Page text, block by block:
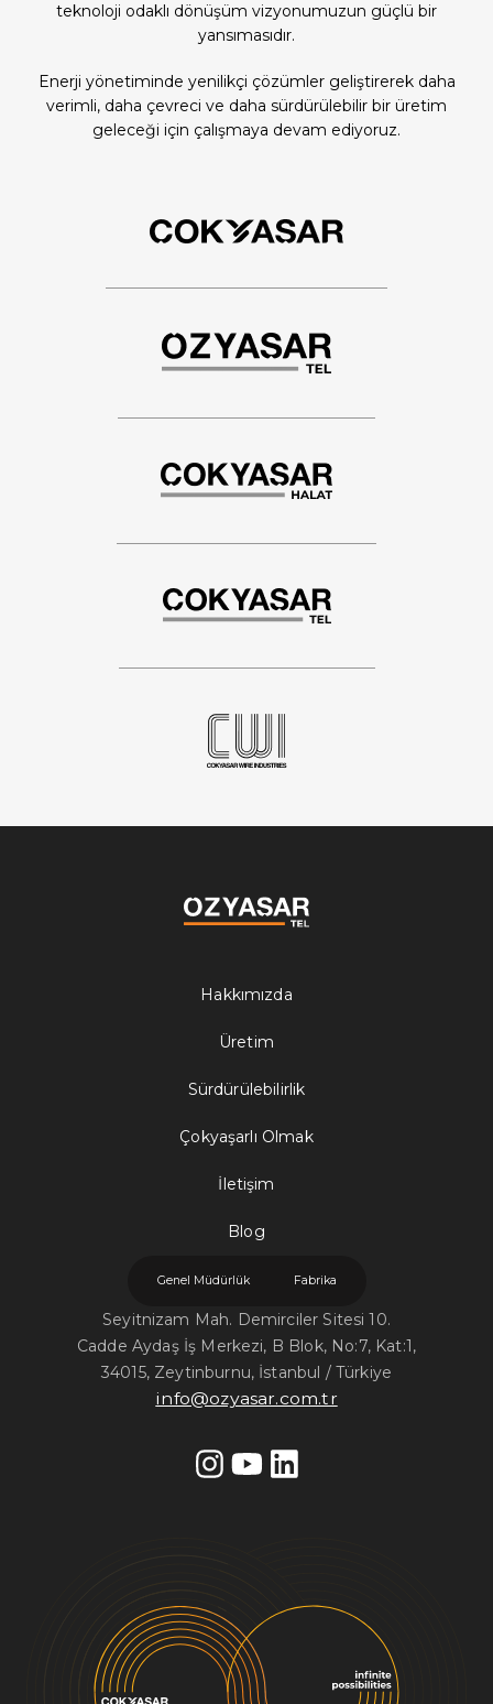
teknoloji odaklı dönüşüm vizyonumuzun güçlü bir
yansımasıdır.
Enerji yönetiminde yenilikçi çözümler geliştirerek daha
verimli, daha çevreci ve daha sürdürülebilir bir üretim
geleceği için çalışmaya devam ediyoruz.
Hakkımızda
Üretim
Sürdürülebilirlik
Çokyaşarlı Olmak
İletişim
Blog
Genel Müdürlük Fabrika
Seyitnizam Mah. Demirciler Sitesi 10.
Cadde Aydaş İş Merkezi, B Blok, No:7, Kat:1,
34015, Zeytinburnu, İstanbul / Türkiye
info@ozyasar.com.tr